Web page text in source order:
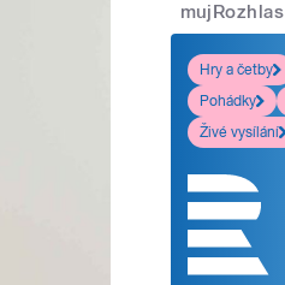
mujRozhlas
Hry a četby
Pohádky
Živé vysílání